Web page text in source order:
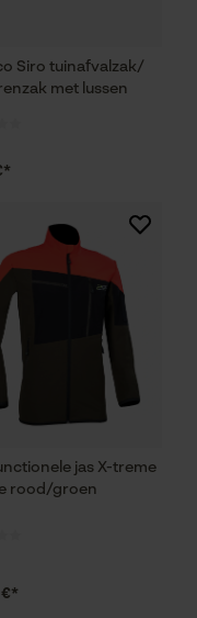
Siro tuinafvalzak/
met lussen
jas X-treme
rood/groen
€*
Tool